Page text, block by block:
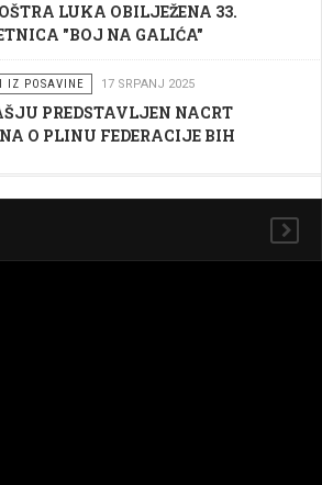
LUKA OBILJEŽENA 33.
"BOJ NA GALIĆA"
IZ POSAVINE 17 SRPANJ 2025
PREDSTAVLJEN NACRT
O PLINU FEDERACIJE BIH